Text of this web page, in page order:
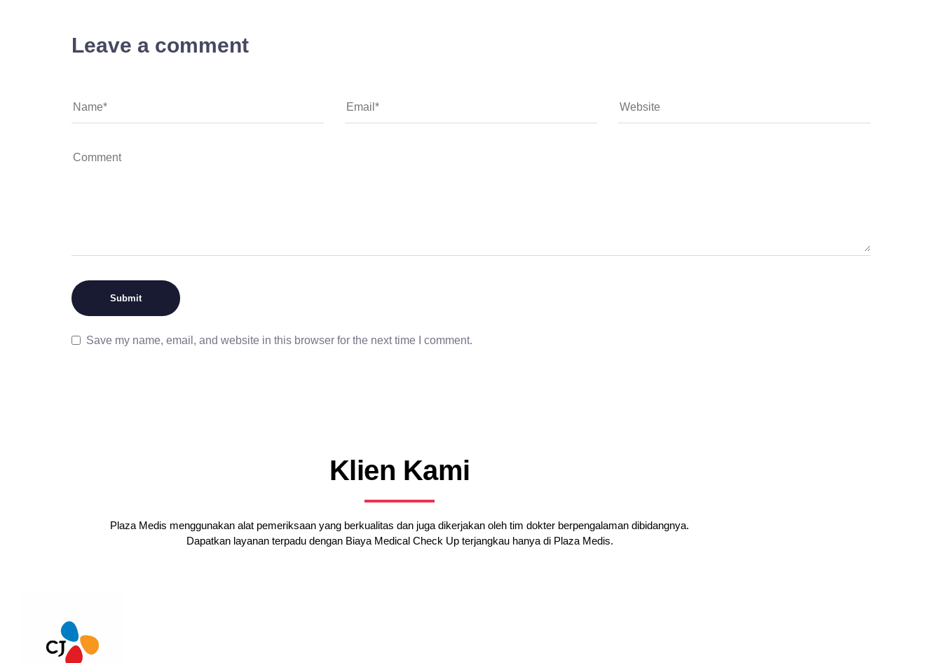
Leave a comment
Save my name, email, and website in this browser for the next time I comment.
Klien Kami
Plaza Medis menggunakan alat pemeriksaan yang berkualitas dan juga dikerjakan oleh tim dokter berpengalaman dibidangnya.
Dapatkan layanan terpadu dengan Biaya Medical Check Up terjangkau hanya di Plaza Medis.